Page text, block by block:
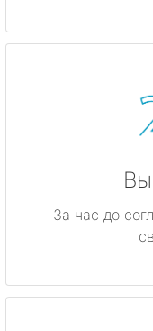
За час до